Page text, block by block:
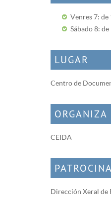
Venres 7: de
Sábado 8: de
LUGAR
Centro de
ORGANIZA
CEIDA
PATROCINA
Dirección Xeral de